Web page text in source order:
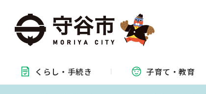
くらし・ 手続き 子育て・教育